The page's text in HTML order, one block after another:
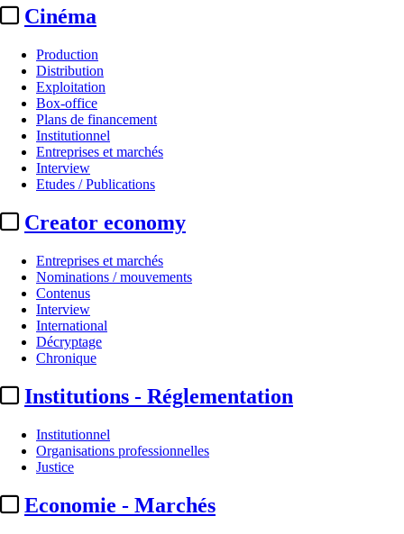
Cinéma
Production
Distribution
Exploitation
Box-office
Plans de financement
Institutionnel
Entreprises et marchés
Interview
Etudes / Publications
Creator economy
Entreprises et marchés
Nominations / mouvements
Contenus
Interview
International
Décryptage
Chronique
Institutions - Réglementation
Institutionnel
Organisations professionnelles
Justice
Economie - Marchés